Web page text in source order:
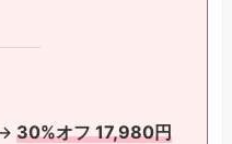
30%オフ 17,980円